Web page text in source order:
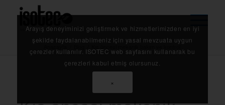
Anasayfa Kış öncesi mekanik bakım ve kontrol
Arayış deneyiminizi geliştirmek ve hizmetlerimizden en iyi
şekilde faydalanabilmeniz için yasal mevzuata uygun
çerezler kullanılır. ISOTEC web sayfasını kullanarak bu
çerezleri kabul etmiş olursunuz.
×